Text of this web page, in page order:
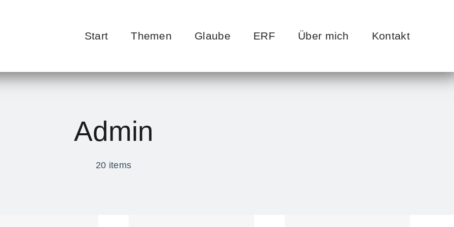
Start Themen Glaube ERF Über mich Kontakt
Admin
20 items